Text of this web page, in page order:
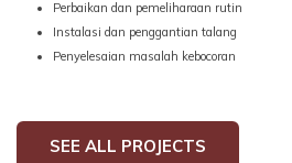
Perbaikan dan pemeliharaan rutin
Instalasi dan penggantian talang
Penyelesaian masalah kebocoran
SEE ALL PROJECTS